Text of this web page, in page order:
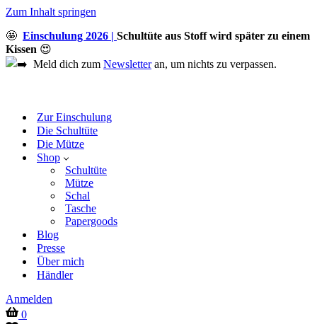
Zum Inhalt springen
🤩 Einschulung 2026 | Schultüte aus Stoff wird später zu einem
Kissen 😍
Meld dich zum Newsletteran, um nichts zu verpassen.
Zur Einschulung
Die Schultüte
Die Mütze
Shop
Schultüte
Mütze
Schal
Tasche
Papergoods
Blog
Presse
Über mich
Händler
Anmelden
Warenkorb
0